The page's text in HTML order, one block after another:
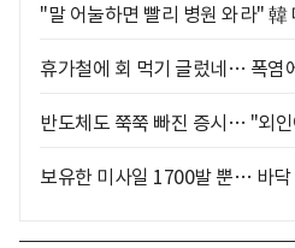
"말 어눌하면 빨리 병원 와라" 韓
휴가철에 회 먹기 글렀네… 폭염
반도체도 쭉쭉 빠진 증시… "외
보유한 미사일 1700발 뿐… 바